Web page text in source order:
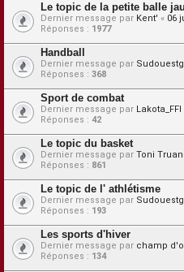
Le topic de la petite balle
Dernier message par Kent' « 06
Réponses : 1977
Handball
Dernier message par
Réponses : 368
Sport de combat
Dernier message par Lakota_FFI
Réponses : 42
Le topic du basket
Dernier message par Toni
Réponses : 861
Le topic de l' athlétisme
Dernier message par
Réponses : 193
Les sports d'hiver
Dernier message par champ
Réponses : 134